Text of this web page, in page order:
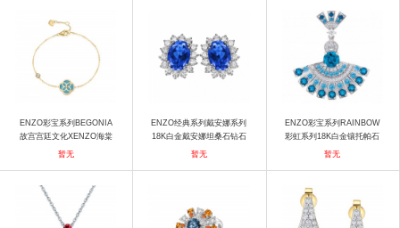
ENZO彩宝系列BEGONIA
故宫宫廷文化XENZO海棠
系列故宫宫廷文化 x ENZO
暂无
ENZO经典系列戴安娜系列
18K白金戴安娜坦桑石钻石
耳环 耳饰
暂无
ENZO彩宝系列RAINBOW
彩虹系列18K白金镶托帕石
坦桑石及钻石吊坠 吊坠
暂无